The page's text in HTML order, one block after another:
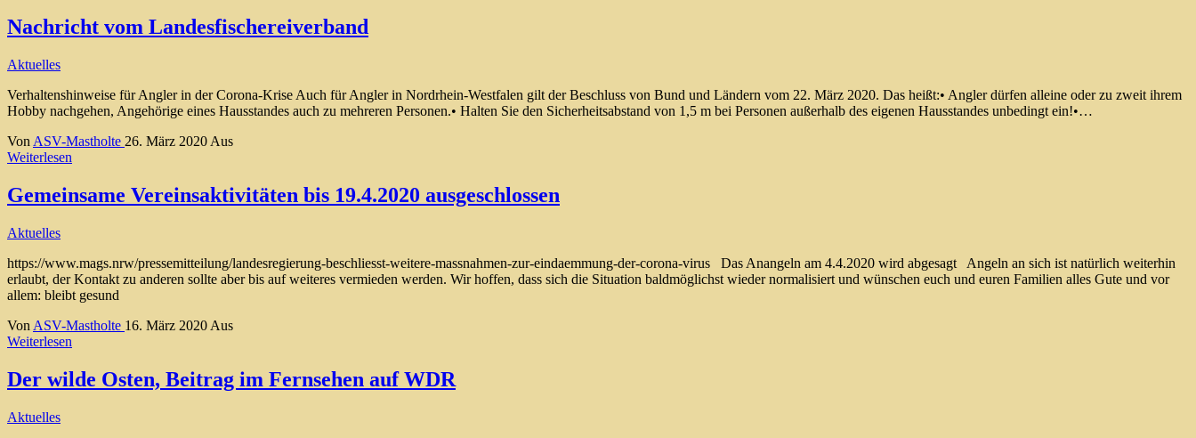
Nachricht vom Landesfischereiverband
Aktuelles
Verhaltenshinweise für Angler in der Corona-Krise Auch für Angler in Nordrhein-Westfalen gilt der Beschluss von Bund und Ländern vom 22. März 2020. Das heißt:• Angler dürfen alleine oder zu zweit ihrem
Hobby nachgehen, Angehörige eines Hausstandes auch zu mehreren Personen.• Halten Sie den Sicherheitsabstand von 1,5 m bei Personen außerhalb des eigenen Hausstandes unbedingt ein!•…
Von ASV-Mastholte 26. März 2020 Aus
Weiterlesen
Gemeinsame Vereinsaktivitäten bis 19.4.2020 ausgeschlossen
Aktuelles
https://www.mags.nrw/pressemitteilung/landesregierung-beschliesst-weitere-massnahmen-zur-eindaemmung-der-corona-virus Das Anangeln am 4.4.2020 wird abgesagt Angeln an sich ist natürlich weiterhin
erlaubt, der Kontakt zu anderen sollte aber bis auf weiteres vermieden werden. Wir hoffen, dass sich die Situation baldmöglichst wieder normalisiert und wünschen euch und euren Familien alles Gute und vor
allem: bleibt gesund
Von ASV-Mastholte 16. März 2020 Aus
Weiterlesen
Der wilde Osten, Beitrag im Fernsehen auf WDR
Aktuelles